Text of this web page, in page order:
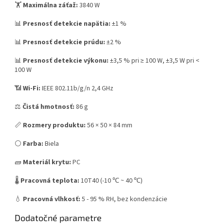
🏋️ Maximálna záťaž: 3840 W
📊 Presnosť detekcie napätia: ±1 %
📊 Presnosť detekcie prúdu: ±2 %
📊 Presnosť detekcie výkonu: ±3,5 % pri ≥ 100 W, ±3,5 W pri <
100 W
📶 Wi-Fi: IEEE 802.11b/g/n 2,4 GHz
⚖️ Čistá hmotnosť: 86 g
📏 Rozmery produktu: 56 × 50 × 84 mm
⚪ Farba: Biela
🧱 Materiál krytu: PC
🌡️ Pracovná teplota: 10T40 (-10 ℃ ~ 40 ℃)
💧 Pracovná vlhkosť: 5 - 95 % RH, bez kondenzácie
Dodatočné parametre